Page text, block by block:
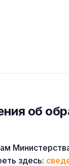
об
здесь: